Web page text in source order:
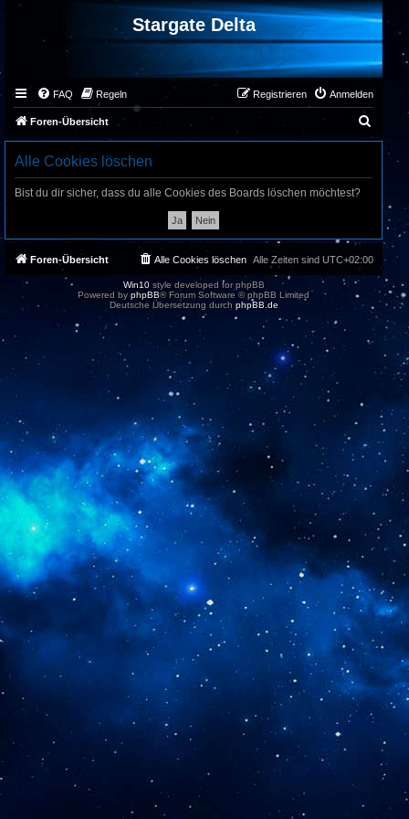
Stargate Delta
FAQ Regeln Anmelden
Registrieren
Foren-Übersicht
u
Alle Cookies löschen
Bist du dir sicher, dass du alle Cookies des Boards löschen möchtest?
Foren-Übersicht Alle Zeiten sind UTC+02:00
Alle Cookies löschen
Win10style developed for phpBB
Powered by phpBB® Forum Software © phpBB Limited
Deutsche Übersetzung durch phpBB.de